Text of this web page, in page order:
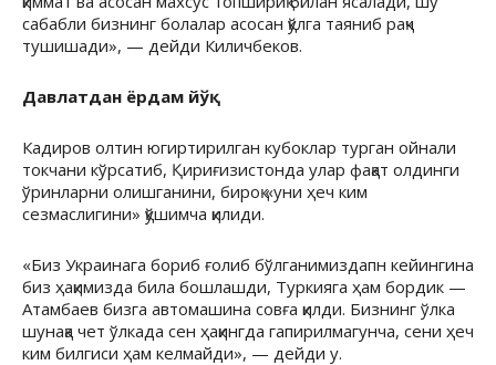
сабабли бизнинг болалар асосан қўлга таяниб рақч
тушишади», — дейди Киличбеков.
Давлатдан ёрдам йўқ
Кадиров олтин югиртирилган кубоклар турган ойнали
токчани кўрсатиб, Қириғизистонда улар фақат олдинги
ўринларни олишганини, бироқ «уни ҳеч ким
сезмаслигини» қўшимча қилиди.
«Биз Украинага бориб ғолиб бўлганимиздапн кейингина
биз ҳақимизда била бошлашди, Туркияга ҳам бордик —
Атамбаев бизга автомашина совға қилди. Бизнинг ўлка
шунақа чет ўлкада сен ҳақингда гапирилмагунча, сени ҳеч
ким билгиси ҳам келмайди», — дейди у.